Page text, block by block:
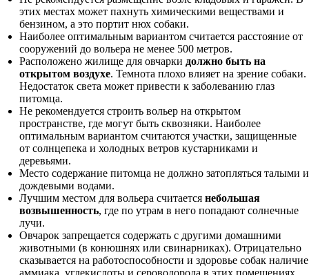
этих местах может пахнуть химическими веществами и
бензином, а это портит нюх собаки.
Наиболее оптимальным вариантом считается расстояние от
сооружений до вольера не менее 500 метров.
Расположено жилище для овчарки должно быть на
открытом воздухе. Темнота плохо влияет на зрение собаки.
Недостаток света может привести к заболеванию глаз
питомца.
Не рекомендуется строить вольер на открытом
пространстве, где могут быть сквозняки. Наиболее
оптимальным вариантом считаются участки, защищенные
от солнцепека и холодных ветров кустарниками и
деревьями.
Место содержание питомца не должно затопляться талыми и
дождевыми водами.
Лучшим местом для вольера считается небольшая
возвышенность, где по утрам в него попадают солнечные
лучи.
Овчарок запрещается содержать с другими домашними
животными (в конюшнях или свинарниках). Отрицательно
сказывается на работоспособности и здоровье собак наличие
аммиака, углекислоты и сероводорода в этих помещениях.